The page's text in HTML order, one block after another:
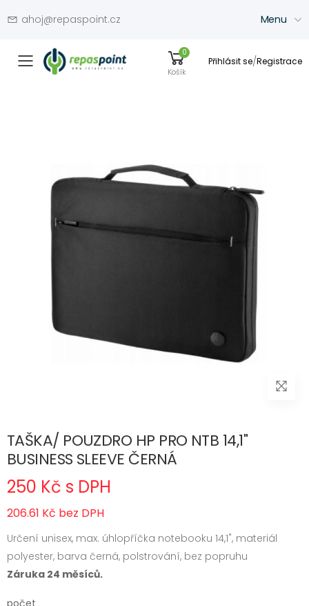
ahoj@repaspoint.cz Menu
Přepínač menu
0
Košík
Přihlásit se/Registrace
TAŠKA/ POUZDRO HP PRO NTB 14,1"
BUSINESS SLEEVE ČERNÁ
250 Kč s DPH
206.61 Kč bez DPH
Určení unisex, max. úhlopříčka notebooku 14,1", materiál
polyester, barva černá, polstrování, bez popruhu
Záruka 24 měsíců.
počet